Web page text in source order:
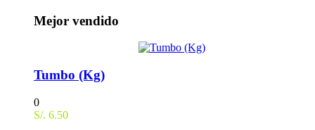
Mejor vendido
Tumbo (Kg)
0
S/. 6.50